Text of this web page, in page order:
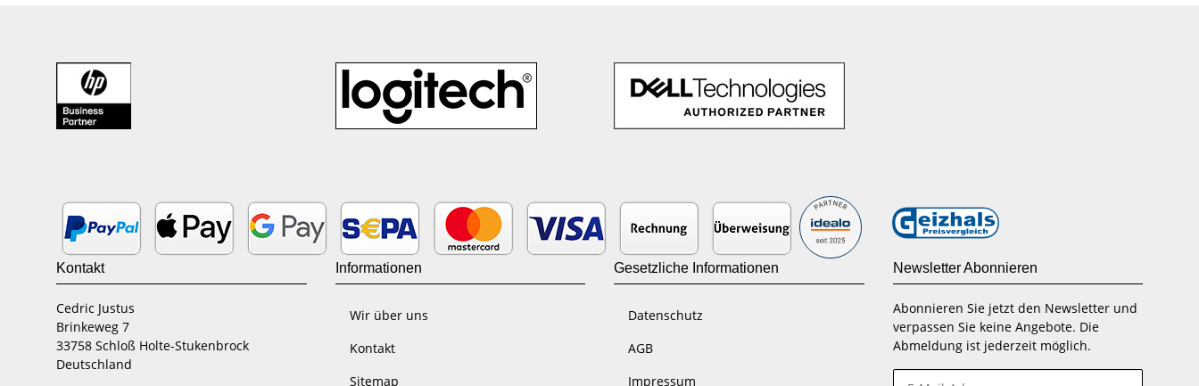
Kontakt
Cedric Justus
Brinkeweg 7
33758 Schloß Holte-Stukenbrock
Deutschland
Informationen
Wir über uns
Kontakt
Sitemap
Gesetzliche Informationen
Datenschutz
AGB
Impressum
Newsletter Abonnieren
Abonnieren Sie jetzt den Newsletter und
verpassen Sie keine Angebote. Die
Abmeldung ist jederzeit möglich.